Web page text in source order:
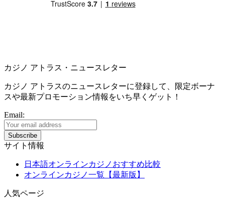
カジノ アトラス・ニュースレター
カジノ アトラスのニュースレターに登録して、限定ボーナ
スや最新プロモーション情報をいち早くゲット！
Email:
サイト情報
日本語オンラインカジノおすすめ比較
オンラインカジノ一覧【最新版】
人気ページ